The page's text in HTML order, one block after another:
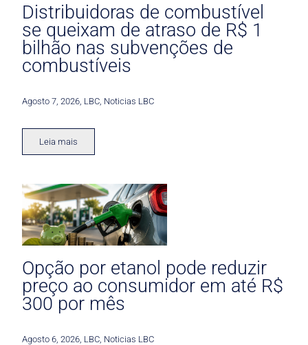
Distribuidoras de combustível
se queixam de atraso de R$ 1
bilhão nas subvenções de
combustíveis
Agosto 7, 2026 LBC Noticias LBC
Leia mais
Opção por etanol pode reduzir
preço ao consumidor em até R$
300 por mês
Agosto 6, 2026 LBC Noticias LBC